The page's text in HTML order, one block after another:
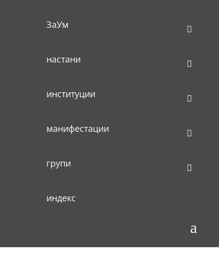
ЗаУм
настани
институции
манифестации
групи
индекс